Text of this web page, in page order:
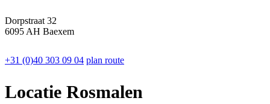
Dorpstraat 32
6095 AH Baexem
+31 (0)40 303 09 04 plan route
Locatie Rosmalen